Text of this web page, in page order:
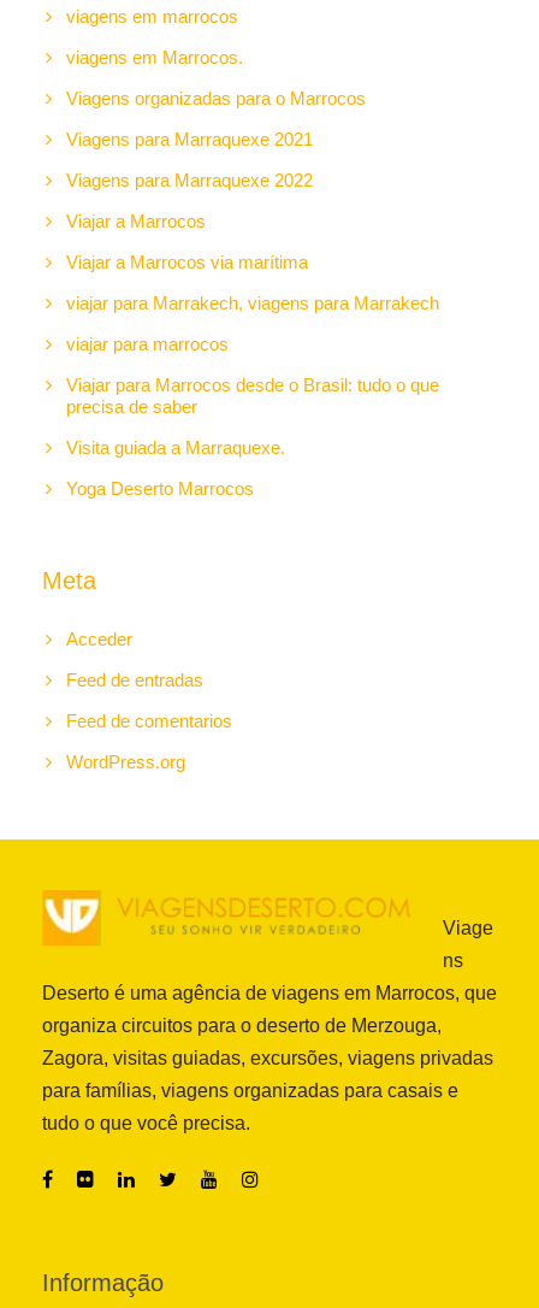
viagens em marrocos
viagens em Marrocos.
Viagens organizadas para o Marrocos
Viagens para Marraquexe 2021
Viagens para Marraquexe 2022
Viajar a Marrocos
Viajar a Marrocos via marítima
viajar para Marrakech, viagens para Marrakech
viajar para marrocos
Viajar para Marrocos desde o Brasil: tudo o que
precisa de saber
Visita guiada a Marraquexe.
Yoga Deserto Marrocos
Meta
Acceder
Feed de entradas
Feed de comentarios
WordPress.org
Viage
ns
Deserto é uma agência de viagens em Marrocos, que
organiza circuitos para o deserto de Merzouga,
Zagora, visitas guiadas, excursões, viagens privadas
para famílias, viagens organizadas para casais e
tudo o que você precisa.
Informação